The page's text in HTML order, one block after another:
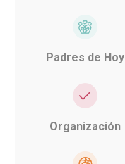
Padres de Hoy
Organización